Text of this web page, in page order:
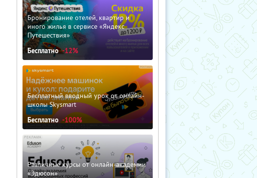
Бронирование отелей, квартир и
иного жилья в сервисе «Яндекс
Путешествия»
Бесплатно -12%
Бесплатный вводный урок от онлайн-
школы Skysmart
Бесплатно -100%
Различные курсы от онлайн-академии
«Эдюсон»